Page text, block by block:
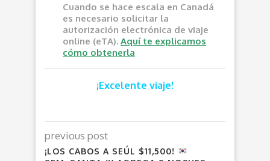
Cuando se hace escala en Canadá
es necesario solicitar la
autorización electrónica de viaje
online (eTA). Aquí te explicamos
cómo obtenerla
¡Excelente viaje!
previous post
¡LOS CABOS A SEÚL $11,500!